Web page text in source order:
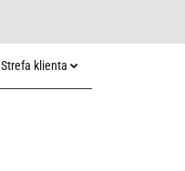
Strefa klienta